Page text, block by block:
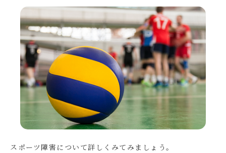
スポーツ障害について詳しくみてみましょう。